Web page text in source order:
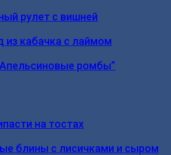
рулет с вишней
из кабачка с лаймом
ромбы”
на тостах
блины с лисичками и сыром